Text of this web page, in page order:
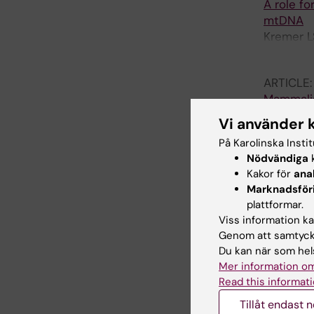
A role
mtDNA
Kremer
ARTICLE:
initiation
Misic J;
M;
ARTICLE:
Mice
kidney
Amarie
Fuchs
revealed
Vi använder
På Karolinska
Nödvändiga
Kakor för
plattformar.
Viss information
Genom att
Du kan när som
Mer information
Read this
Tillåt endast